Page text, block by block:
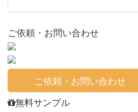
ご依頼・お問い合わせ
ご依頼・お問い合わせ
無料サンプル